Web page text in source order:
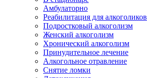
Амбулаторно
Реабилитация для алкоголиков
Подростковый алкоголизм
Женский алкоголизм
Хронический алкоголизм
Принудительное лечение
Алкогольное отравление
Снятие ломки